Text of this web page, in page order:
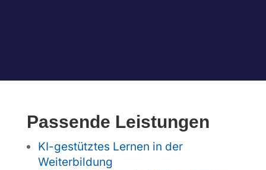
Passende Leistungen
KI-gestütztes Lernen in der
Weiterbildung